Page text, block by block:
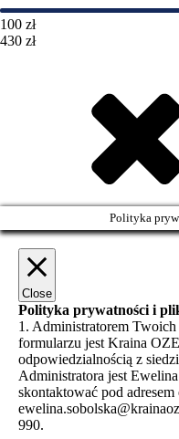
100 zł
430 zł
Polityka
Close
Polityka prywatności i
1. Administratorem
formularzu jest Kraina
odpowiedzialnością z
Administratora jest
skontaktować pod adresem
990.